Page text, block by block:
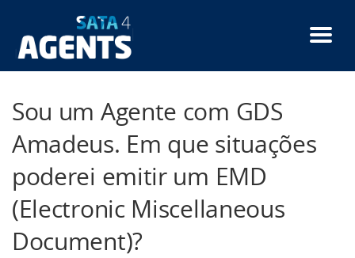
conteúdo
Sou um Agente com GDS
Amadeus. Em que situações
poderei emitir um EMD
(Electronic Miscellaneous
Document)?